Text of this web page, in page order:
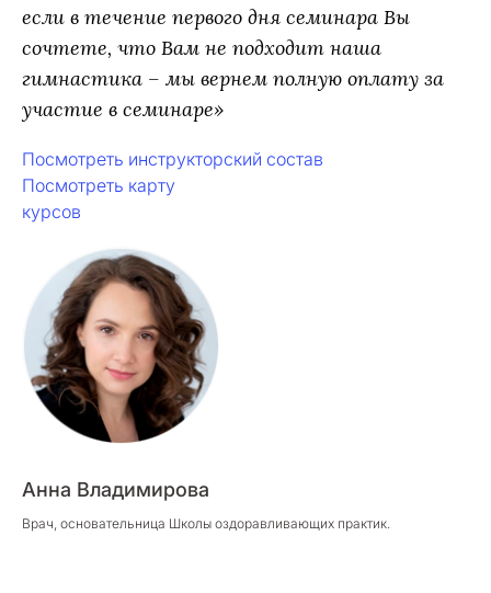
если в течение первого дня семинара Вы
сочтете, что Вам не подходит наша
гимнастика – мы вернем полную оплату за
участие в семинаре»
Посмотреть инструкторский состав
Посмотреть карту
курсов
Анна Владимирова
Врач, основательница Школы оздоравливающих практик.